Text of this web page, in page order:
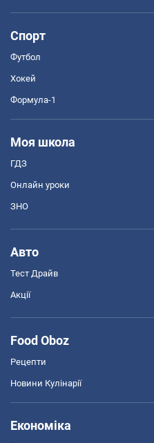
Спорт
Футбол
Хокей
Формула-1
Моя школа
ГДЗ
Онлайн уроки
ЗНО
Авто
Тест Драйв
Акції
Food Oboz
Рецепти
Новини Кулінарії
Економіка